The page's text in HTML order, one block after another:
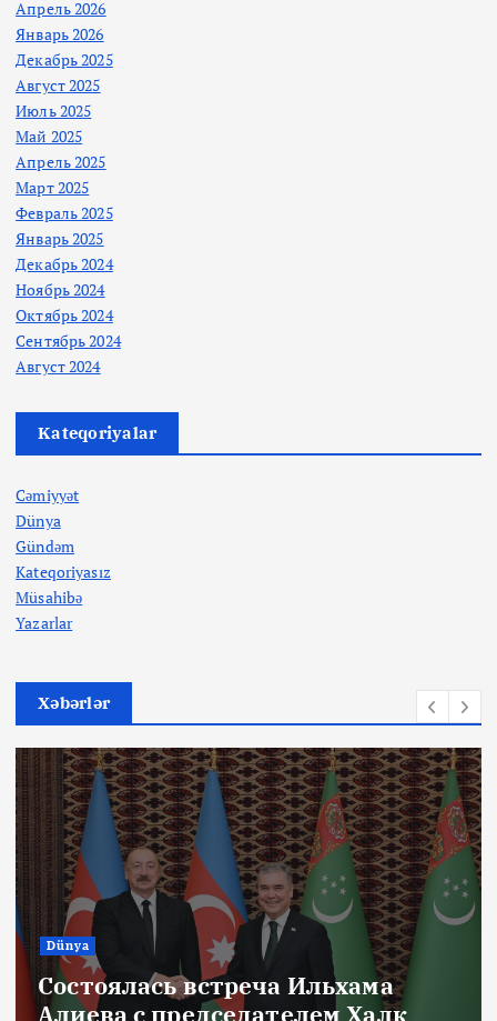
Апрель 2026
Январь 2026
Декабрь 2025
Август 2025
Июль 2025
Май 2025
Апрель 2025
Март 2025
Февраль 2025
Январь 2025
Декабрь 2024
Ноябрь 2024
Октябрь 2024
Сентябрь 2024
Август 2024
Kateqoriyalar
Cəmiyyət
Dünya
Gündəm
Kateqoriyasız
Müsahibə
Yazarlar
Xəbərlər
Dünya
Состоялась встреча Ильхама
Алиева с председателем Халк